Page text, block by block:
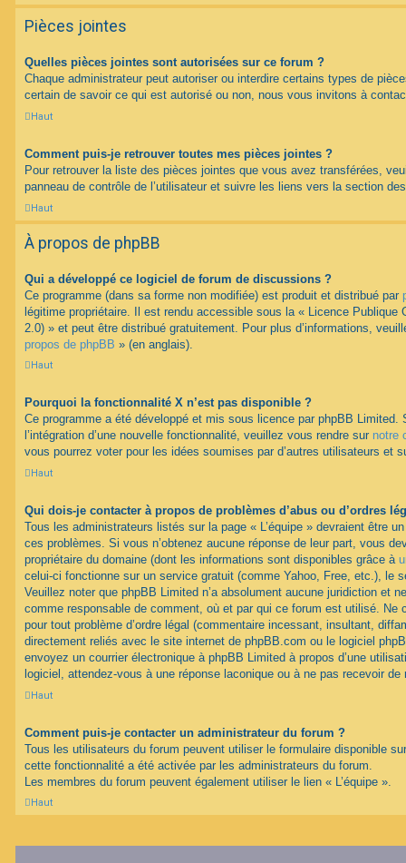
Pièces jointes
Quelles pièces jointes sont autorisées sur ce forum ?
Chaque administrateur peut autoriser ou interdire certains types de
certain de savoir ce qui est autorisé ou non, nous vous invitons à
Haut
Comment puis-je retrouver toutes mes pièces jointes ?
Pour retrouver la liste des pièces jointes que vous avez transférées,
panneau de contrôle de l’utilisateur et suivre les liens vers la section
Haut
À propos de phpBB
Qui a développé ce logiciel de forum de discussions ?
Ce programme (dans sa forme non modifiée) est produit et distribué par
légitime propriétaire. Il est rendu accessible sous la « Licence Publique
2.0) » et peut être distribué gratuitement. Pour plus d’informations,
propos de phpBB » (en anglais).
Haut
Pourquoi la fonctionnalité X n’est pas disponible ?
Ce programme a été développé et mis sous licence par phpBB Limited.
l’intégration d’une nouvelle fonctionnalité, veuillez vous rendre sur notre
vous pourrez voter pour les idées soumises par d’autres utilisateurs et
Haut
Qui dois-je contacter à propos de problèmes d’abus ou d’ordres
Tous les administrateurs listés sur la page « L’équipe » devraient être
ces problèmes. Si vous n’obtenez aucune réponse de leur part, vous
propriétaire du domaine (dont les informations sont disponibles grâce à
celui-ci fonctionne sur un service gratuit (comme Yahoo, Free, etc.), le
Veuillez noter que phpBB Limited n’a absolument aucune juridiction et
comme responsable de comment, où et par qui ce forum est utilisé. Ne
pour tout problème d’ordre légal (commentaire incessant, insultant,
directement reliés avec le site internet de phpBB.com ou le logiciel
envoyez un courrier électronique à phpBB Limited à propos d’une
logiciel, attendez-vous à une réponse laconique ou à ne pas recevoir de
Haut
Comment puis-je contacter un administrateur du forum ?
Tous les utilisateurs du forum peuvent utiliser le formulaire disponible
cette fonctionnalité a été activée par les administrateurs du forum.
Les membres du forum peuvent également utiliser le lien « L’équipe ».
Haut